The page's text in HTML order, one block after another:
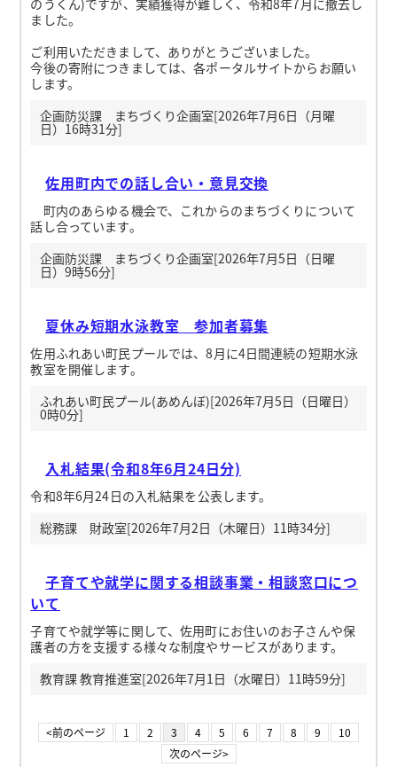
ました。
ご利用いただきまして、ありがとうございました。
今後の寄附につきましては、各ポータルサイトからお願い
します。
企画防災課 まちづくり企画室[2026年7月6日（月曜
日）16時31分]
佐用町内での話し合い・意見交換
町内のあらゆる機会で、これからのまちづくりについて
話し合っています。
企画防災課 まちづくり企画室[2026年7月5日（日曜
日）9時56分]
夏休み短期水泳教室 参加者募集
佐用ふれあい町民プールでは、8月に4日間連続の短期水泳
教室を開催します。
ふれあい町民プール(あめんぼ)[2026年7月5日（日曜日）
0時0分]
入札結果(令和8年6月24日分)
令和8年6月24日の入札結果を公表します。
総務課 財政室[2026年7月2日（木曜日）11時34分]
子育てや就学に関する相談事業・相談窓口につ
いて
子育てや就学等に関して、佐用町にお住いのお子さんや保
護者の方を支援する様々な制度やサービスがあります。
教育課 教育推進室[2026年7月1日（水曜日）11時59分]
<前のページ 1 2 3 4 5 6 7 8 9
10
次のページ>